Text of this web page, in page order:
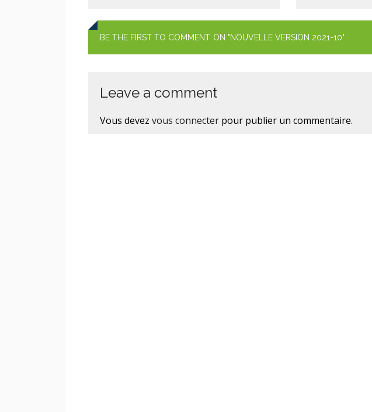
BE THE FIRST TO COMMENT ON "NOUVELLE VERSION 2021-10"
Leave a comment
Vous devezvous connecter pour publier un commentaire.